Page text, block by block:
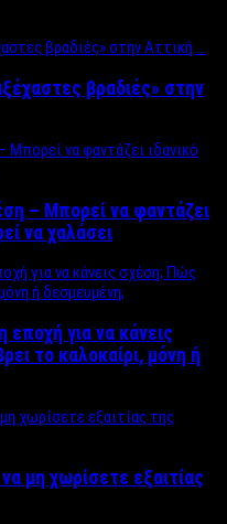
βραδιές» στην
– Μπορεί να φαντάζει
να χαλάσει
εποχή για να κάνεις
το καλοκαίρι, μόνη ή
μη χωρίσετε εξαιτίας